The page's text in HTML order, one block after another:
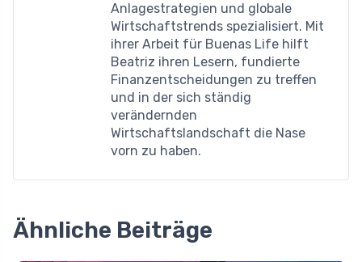
Anlagestrategien und globale
Wirtschaftstrends spezialisiert. Mit
ihrer Arbeit für Buenas Life hilft
Beatriz ihren Lesern, fundierte
Finanzentscheidungen zu treffen
und in der sich ständig
verändernden
Wirtschaftslandschaft die Nase
vorn zu haben.
Ähnliche Beiträge